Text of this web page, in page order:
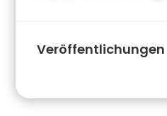
Veröffentlichungen